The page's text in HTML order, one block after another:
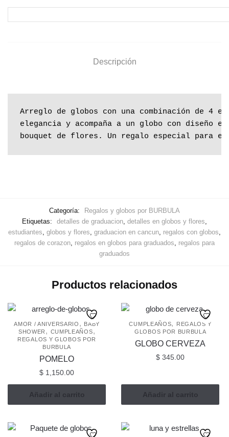
Descripción
Arreglo de globos con una combinación de
elegancia y acompaña a un globo con
bouquet de flores. Un regalo especial para
Categoría:
Regalos y globos por BURBULA
Etiquetas:
detalles de graduacion detalles en globos y flores
estudiantes globos y flores graduacion en cancun regalos con globos
regalos de corazon regalos en globos para graduados
regalos para
graduados
Productos relacionados
AMOR / ANIVERSARIO , BABY
SHOWER , CUMPLEAÑOS,
REGALOS Y GLOBOS POR
BURBULA
POMELO
$ 1,150.00
Añadir al carrito
CUMPLEAÑOS,
REGALOS Y
GLOBOS POR BURBULA
GLOBO CERVEZA
$ 345.00
Añadir al carrito